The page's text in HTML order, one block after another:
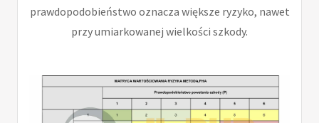
prawdopodobieństwo oznacza większe ryzyko, nawet
przy umiarkowanej wielkości szkody.